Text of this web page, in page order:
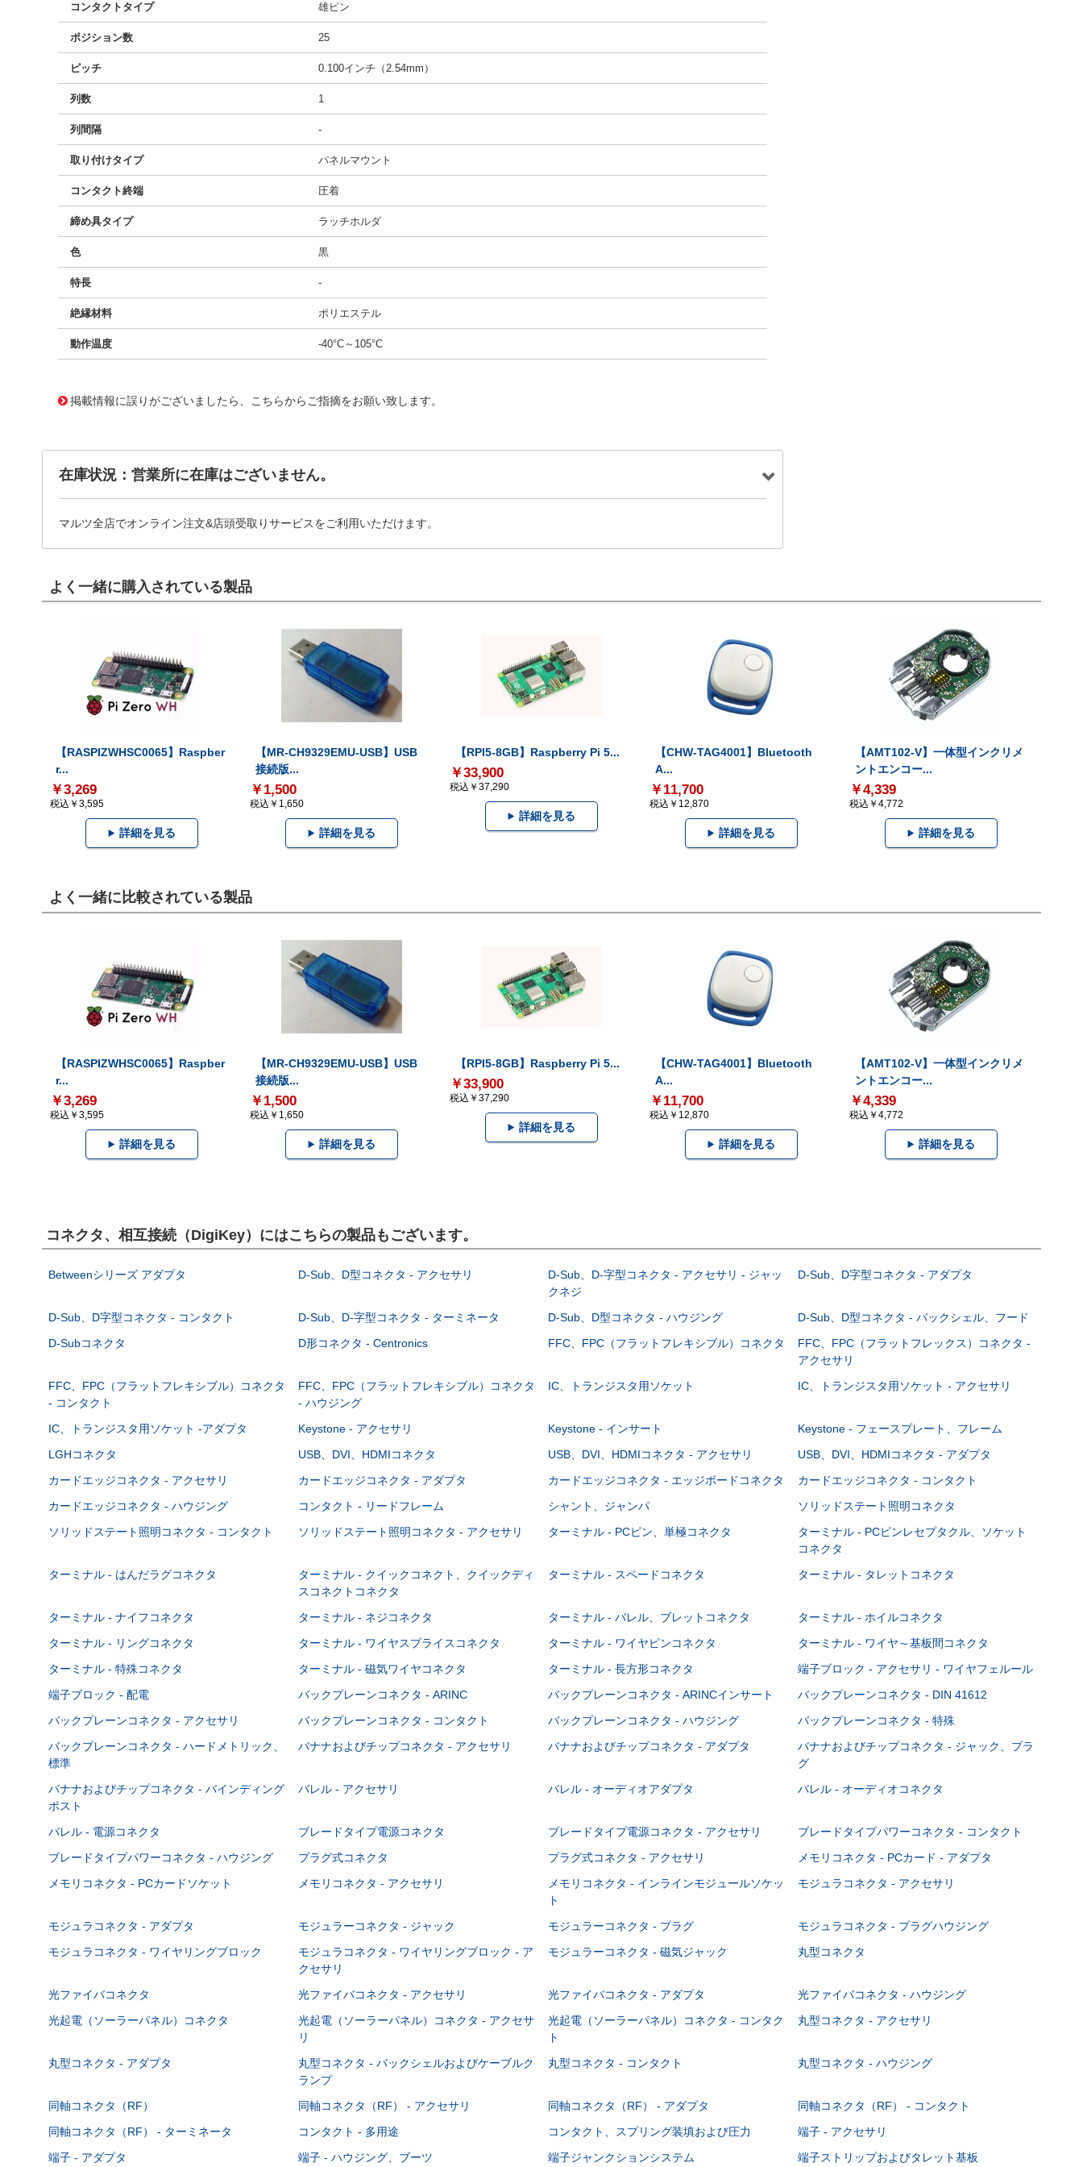
コンタクトタイプ 雄ピン
ポジション数 25
ピッチ 0.100インチ（2.54mm）
列数 1
列間隔 -
取り付けタイプ パネルマウント
コンタクト終端 圧着
締め具タイプ ラッチホルダ
色 黒
特長 -
絶縁材料 ポリエステル
動作温度 -40°C～105°C
掲載情報に誤りがございましたら、こちらからご指摘をお願い致します。
在庫状況：営業所に在庫はございません。
マルツ全店でオンライン注文&店頭受取りサービスをご利用いただけます。
よく一緒に購入されている製品
【RASPIZWHSC0065】Raspber
r...
￥3,269
税込￥3,595
詳細を見る
【MR-CH9329EMU-USB】USB
接続版...
￥1,500
税込￥1,650
詳細を見る
【RPI5-8GB】Raspberry Pi 5...
￥33,900
税込￥37,290
詳細を見る
【CHW-TAG4001】Bluetooth
A...
￥11,700
税込￥12,870
詳細を見る
【AMT102-V】一体型インクリメ
ントエンコー...
￥4,339
税込￥4,772
詳細を見る
よく一緒に比較されている製品
【RASPIZWHSC0065】Raspber
r...
￥3,269
税込￥3,595
詳細を見る
【MR-CH9329EMU-USB】USB
接続版...
￥1,500
税込￥1,650
詳細を見る
【RPI5-8GB】Raspberry Pi 5...
￥33,900
税込￥37,290
詳細を見る
【CHW-TAG4001】Bluetooth
A...
￥11,700
税込￥12,870
詳細を見る
【AMT102-V】一体型インクリメ
ントエンコー...
￥4,339
税込￥4,772
詳細を見る
コネクタ、相互接続（DigiKey）にはこちらの製品もございます。
Betweenシリーズ アダプタ D-Sub、D型コネクタ - アクセサリ
D-Sub、D-字型コネクタ - アクセサリ - ジャッ
クネジ
D-Sub、D字型コネクタ - アダプタ
D-Sub、D字型コネクタ - コンタクト D-Sub、D-字型コネクタ - ターミネータ D-Sub、D型コネクタ - ハウジング
D-Sub、D型コネクタ - バックシェル、フード
D-Subコネクタ
D形コネクタ - Centronics FFC、FPC（フラットフレキシブル）コネクタ
FFC、FPC（フラットフレックス）コネクタ -
アクセサリ
FFC、FPC（フラットフレキシブル）コネクタ
- コンタクト
FFC、FPC（フラットフレキシブル）コネクタ
- ハウジング
IC、トランジスタ用ソケット IC、トランジスタ用ソケット - アクセサリ
IC、トランジスタ用ソケット -アダプタ Keystone - アクセサリ Keystone - インサート
Keystone - フェースプレート、フレーム
LGHコネクタ
USB、DVI、HDMIコネクタ USB、DVI、HDMIコネクタ - アクセサリ
USB、DVI、HDMIコネクタ - アダプタ
カードエッジコネクタ - アクセサリ
カードエッジコネクタ - アダプタ カードエッジコネクタ - エッジボードコネクタ
カードエッジコネクタ - コンタクト
カードエッジコネクタ - ハウジング
コンタクト - リードフレーム シャント、ジャンパ
ソリッドステート照明コネクタ
ソリッドステート照明コネクタ - コンタクト
ソリッドステート照明コネクタ - アクセサリ ターミナル - PCピン、単極コネクタ
ターミナル - PCピンレセプタクル、ソケット
コネクタ
ターミナル - はんだラグコネクタ
ターミナル - クイックコネクト、クイックディ
スコネクトコネクタ
ターミナル - スペードコネクタ ターミナル - タレットコネクタ
ターミナル - ナイフコネクタ ターミナル - ネジコネクタ ターミナル - バレル、ブレットコネクタ
ターミナル - ホイルコネクタ
ターミナル - リングコネクタ
ターミナル - ワイヤスプライスコネクタ ターミナル - ワイヤピンコネクタ
ターミナル - ワイヤ～基板間コネクタ
ターミナル - 特殊コネクタ
ターミナル - 磁気ワイヤコネクタ ターミナル - 長方形コネクタ
端子ブロック - アクセサリ - ワイヤフェルール
端子ブロック - 配電
バックプレーンコネクタ - ARINC バックプレーンコネクタ - ARINCインサート
バックプレーンコネクタ - DIN 41612
バックプレーンコネクタ - アクセサリ
バックプレーンコネクタ - コンタクト バックプレーンコネクタ - ハウジング
バックプレーンコネクタ - 特殊
バックプレーンコネクタ - ハードメトリック、
標準
バナナおよびチップコネクタ - アクセサリ バナナおよびチップコネクタ - アダプタ
バナナおよびチップコネクタ - ジャック、プラ
グ
バナナおよびチップコネクタ - バインディング
ポスト
バレル - アクセサリ バレル - オーディオアダプタ バレル - オーディオコネクタ
バレル - 電源コネクタ ブレードタイプ電源コネクタ ブレードタイプ電源コネクタ - アクセサリ
ブレードタイプパワーコネクタ - コンタクト
ブレードタイプパワーコネクタ - ハウジング
プラグ式コネクタ プラグ式コネクタ - アクセサリ
メモリコネクタ - PCカード - アダプタ
メモリコネクタ - PCカードソケット
メモリコネクタ - アクセサリ
メモリコネクタ - インラインモジュールソケッ
ト
モジュラコネクタ - アクセサリ
モジュラコネクタ - アダプタ モジュラーコネクタ - ジャック モジュラーコネクタ - プラグ
モジュラコネクタ - プラグハウジング
モジュラコネクタ - ワイヤリングブロック
モジュラコネクタ - ワイヤリングブロック - ア
クセサリ
モジュラーコネクタ - 磁気ジャック 丸型コネクタ
光ファイバコネクタ 光ファイバコネクタ - アクセサリ 光ファイバコネクタ - アダプタ
光ファイバコネクタ - ハウジング
光起電（ソーラーパネル）コネクタ
光起電（ソーラーパネル）コネクタ - アクセサ
リ
光起電（ソーラーパネル）コネクタ - コンタク
ト
丸型コネクタ - アクセサリ
丸型コネクタ - アダプタ
丸型コネクタ - バックシェルおよびケーブルク
ランプ
丸型コネクタ - コンタクト 丸型コネクタ - ハウジング
同軸コネクタ（RF） 同軸コネクタ（RF） - アクセサリ 同軸コネクタ（RF） - アダプタ
同軸コネクタ（RF） - コンタクト
同軸コネクタ（RF） - ターミネータ
コンタクト - 多用途 コンタクト、スプリング装填および圧力
端子 - アクセサリ
端子 - アダプタ
端子 - ハウジング、ブーツ 端子ジャンクションシステム 端子ストリップおよびタレット基板